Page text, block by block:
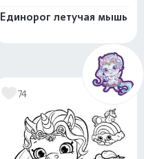
Единорог летучая мышь
74